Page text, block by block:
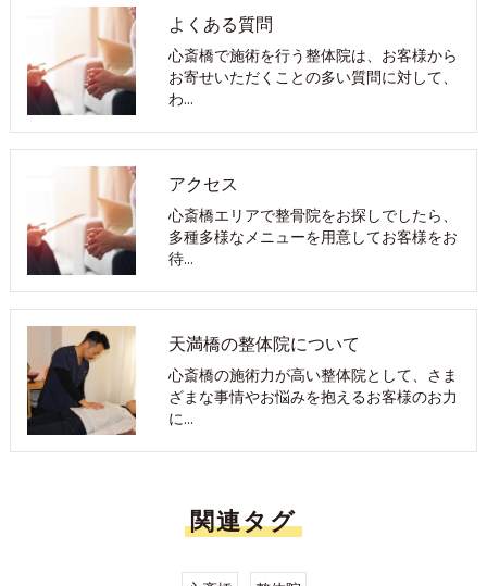
よくある質問
心斎橋で施術を行う整体院は、お客様から
お寄せいただくことの多い質問に対して、
わ…
アクセス
心斎橋エリアで整骨院をお探しでしたら、
多種多様なメニューを用意してお客様をお
待…
天満橋の整体院について
心斎橋の施術力が高い整体院として、さま
ざまな事情やお悩みを抱えるお客様のお力
に…
関連タグ